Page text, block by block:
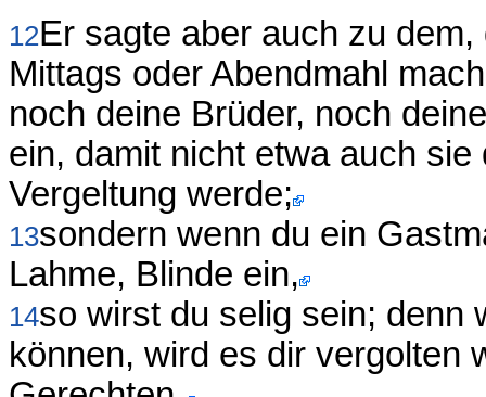
12Er sagte aber auch zu
Mittags oder Abendmahl
noch deine Brüder, noch
ein, damit nicht etwa auch
Vergeltung werde;
13sondern wenn du ein
Lahme, Blinde ein,
14so wirst du selig sein; denn
können, wird es dir vergolten